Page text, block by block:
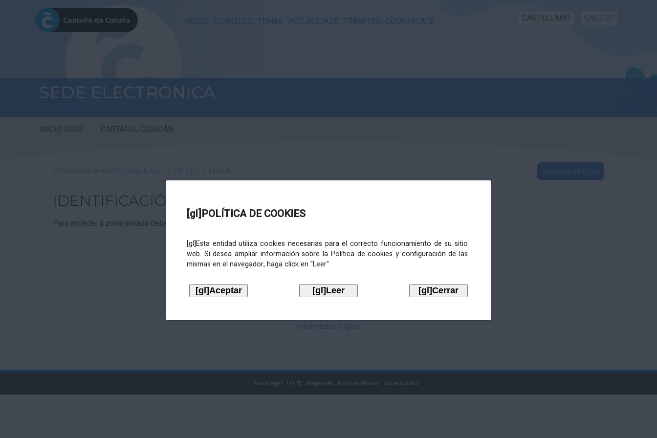
INICIO CONCELLO TEMAS ACTUALIDADE TRÁMITES COMUNÍCATE CASTELLANO GALEGO
SEDE ELECTRÓNICA
INICIO SEDE CARTAFOL CIDADÁN
[gl]POLÍTICA DE COOKIES
[gl]Esta entidad utiliza cookies necesarias para el correcto funcionamiento de su sitio
web. Si desea ampliar información sobre la Política de cookies y configuración de las
mismas en el navegador, haga click en "Leer"
07/08/2026 14:41:03 CORUNA.ES > INICIO > LOGIN INICIAR SESIÓN
IDENTIFICACIÓN
Para acceder á zona privada debe identificarse mediante Cl@ve. Pulse no logotipo
Información Cl@ve
Aviso legal LOPD Mapa web Normas de uso Accesibilidad